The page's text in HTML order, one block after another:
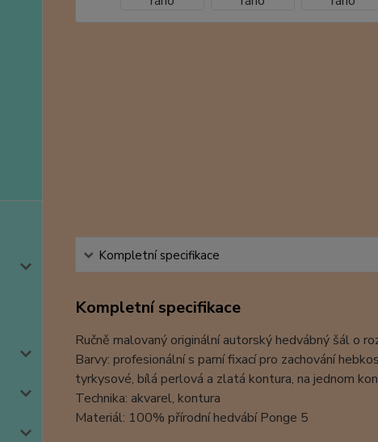
Kompletní specifikace
Kompletní specifikace
Ručně malovaný originální autorský hedvábný šál o
Barvy: profesionální s parní fixací pro zachování
tyrkysové, bílá perlová a zlatá kontura, na jednom
Technika: akvarel, kontura
Materiál: 100% přírodní hedvábí Ponge 5